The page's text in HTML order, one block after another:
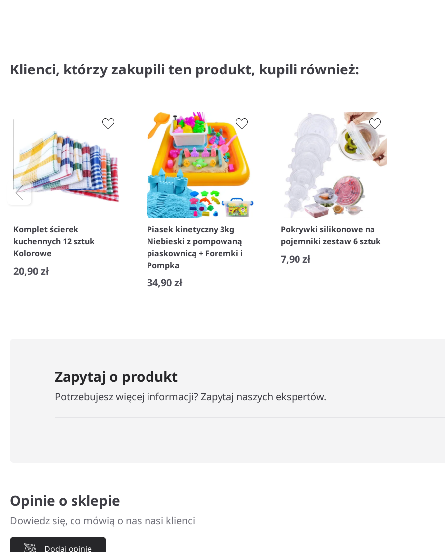
Klienci, którzy zakupili ten produkt, kupili również:
Komplet ścierek
kuchennych 12 sztuk
Kolorowe
20,90 zł
Piasek kinetyczny 3kg
Niebieski z pompowaną
piaskownicą + Foremki i
Pompka
34,90 zł
Pokrywki silikonowe na
pojemniki zestaw 6 sztuk
7,90 zł
Zapytaj o produkt
Potrzebujesz więcej informacji? Zapytaj naszych ekspertów.
Opinie o sklepie
Dowiedz się, co mówią o nas nasi klienci
Dodaj opinię